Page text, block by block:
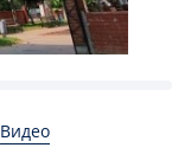
Видео